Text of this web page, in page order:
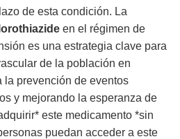
de esta condición. La
en el régimen de
es una estrategia clave para
de la población en
la prevención de eventos
y mejorando la esperanza de
este medicamento *sin
puedan acceder a este